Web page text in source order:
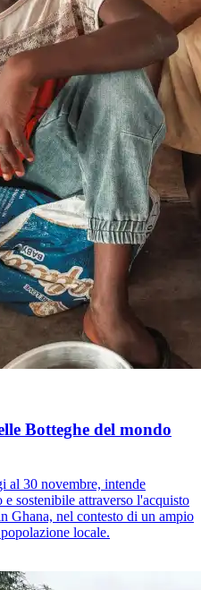
Botteghe del mondo
al 30 novembre, intende
sostenibile attraverso l'acquisto
Ghana, nel contesto di un ampio
locale.